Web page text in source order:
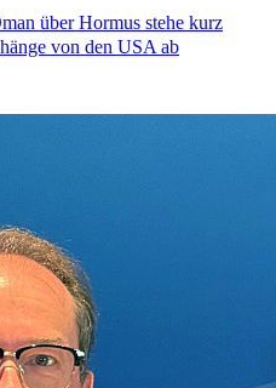
über Hormus stehe kurz
von den USA ab